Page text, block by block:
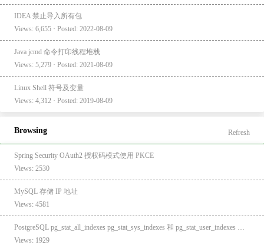
IDEA 禁止导入所有包
Views: 6,655 · Posted: 2022-08-09
Java jcmd 命令打印线程堆栈
Views: 5,279 · Posted: 2021-08-09
Linux Shell 符号及变量
Views: 4,312 · Posted: 2019-08-09
Browsing Refresh
Spring Security OAuth2 授权码模式使用 PKCE
Views: 2530
MySQL 存储 IP 地址
Views: 4581
Views: 1929